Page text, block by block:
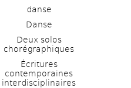
danse
Danse
Deux solos
chorégraphiques
Écritures
contemporaines
interdisciplinaires